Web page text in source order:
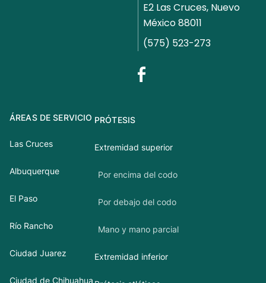
E2 Las Cruces, Nuevo
México 88011
(575) 523-273
ÁREAS DE SERVICIO
Las Cruces
Albuquerque
El Paso
Río Rancho
Ciudad Juarez
Ciudad de Chihuahua
PRÓTESIS
Extremidad superior
Por encima del codo
Por debajo del codo
Mano y mano parcial
Extremidad inferior